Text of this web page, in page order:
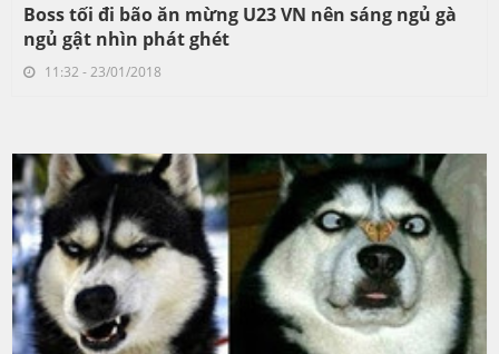
Boss tối đi bão ăn mừng U23 VN nên sáng ngủ gà
ngủ gật nhìn phát ghét
11:32 - 23/01/2018